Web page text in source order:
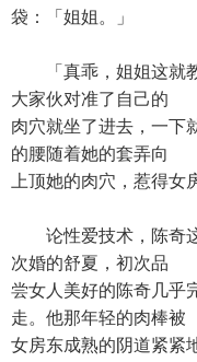
袋：「姐姐。」
「真乖，姐姐这就教
大家伙对准了自己的
肉穴就坐了进去，一下
的腰随着她的套弄向
上顶她的肉穴，惹得女
论性爱技术，陈奇这
次婚的舒夏，初次品
尝女人美好的陈奇几乎
走。他那年轻的肉棒被
女房东成熟的阴道紧紧